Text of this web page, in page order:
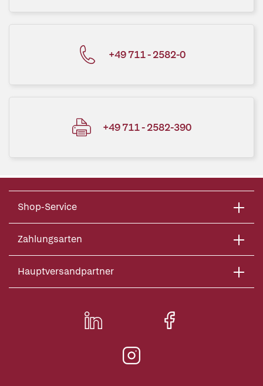
+49 711 - 2582-0
+49 711 - 2582-390
Shop-Service
Zahlungsarten
Hauptversandpartner